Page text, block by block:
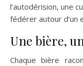
l’autodérision, une
fédérer autour d’un
Une bière,
Chaque bière